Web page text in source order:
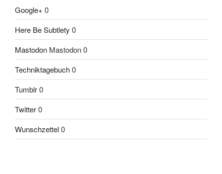
Google+ 0
Here Be Subtlety 0
Mastodon Mastodon 0
Techniktagebuch0
Tumblr0
Twitter0
Wunschzettel0